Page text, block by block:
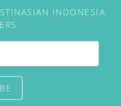
INDONESIA